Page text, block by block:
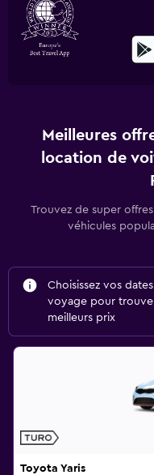
Meilleures
location de
Trouvez de super
véhicules
Choisissez vos
voyage pour
meilleurs prix
Toyota Yaris